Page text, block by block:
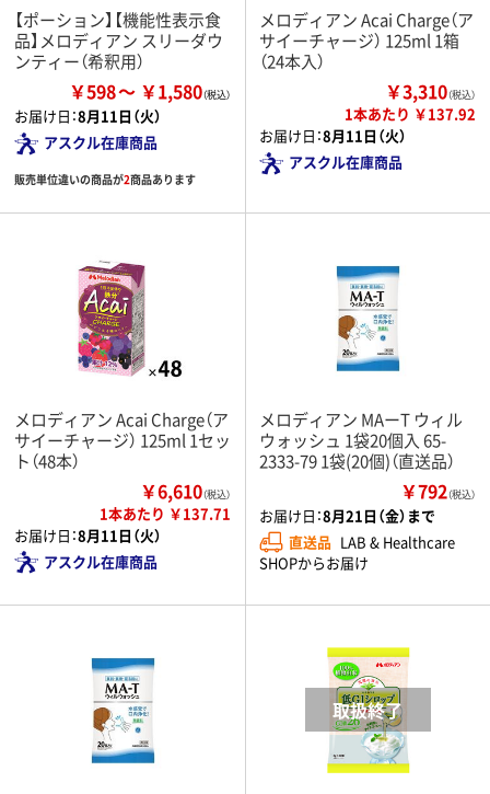
【ポーション】【機能性表示食
品】メロディアン スリーダウ
ンティー（希釈用）
￥598 ￥1,580
お届け日：8月11日（火）
アスクル在庫商品
販売単位違いの商品が2商品あります
メロディアン Acai Charge（ア
サイーチャージ） 125ml 1箱
（24本入）
￥3,310（税込）
1本あたり ￥137.92
お届け日：8月11日（火）
アスクル在庫商品
メロディアン Acai Charge（ア
サイーチャージ） 125ml 1セッ
ト（48本）
￥6,610（税込）
1本あたり ￥137.71
お届け日：8月11日（火）
アスクル在庫商品
メロディアン MAーT ウィル
ウォッシュ 1袋20個入 65-
2333-79 1袋(20個)（直送品）
￥792（税込）
お届け日：8月21日（金）まで
直送品 LAB & Healthcare
SHOPからお届け